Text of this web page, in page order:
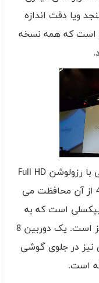
ویا دقت اندازه
است که همه نسخه
Full HD
برخوردار است که پوشش گوریلا گلس 4 از آن محافظت می
اصلی این گوشی 13 مگاپیکسلی است که به
لرزش‌گیر اپتیکال و فلاش ال‌ای‌دی مجهز است. یک دوربین 8
نیز در جلوی گوشی
است.